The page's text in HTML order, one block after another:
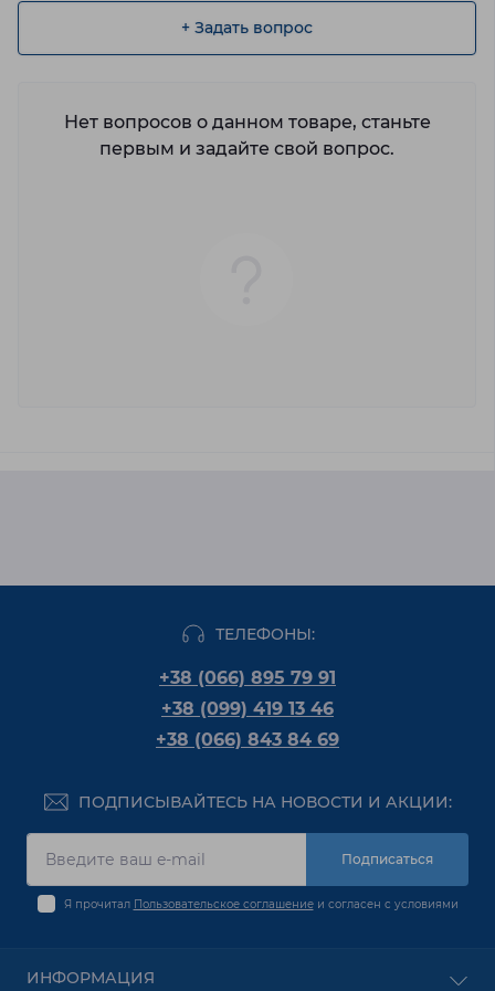
+ Задать вопрос
Нет вопросов о данном товаре, станьте
первым и задайте свой вопрос.
ТЕЛЕФОНЫ:
+38 (066) 895 79 91
+38 (099) 419 13 46
+38 (066) 843 84 69
ПОДПИСЫВАЙТЕСЬ НА НОВОСТИ И АКЦИИ:
Подписаться
Я прочитал Пользовательское соглашениеи согласен с условиями
ИНФОРМАЦИЯ